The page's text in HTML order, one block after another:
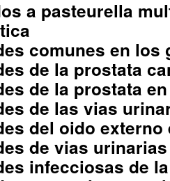
a pasteurella
comunes en los
de la prostata
de la prostata
de las vias
del oido
de vias
infecciosas de